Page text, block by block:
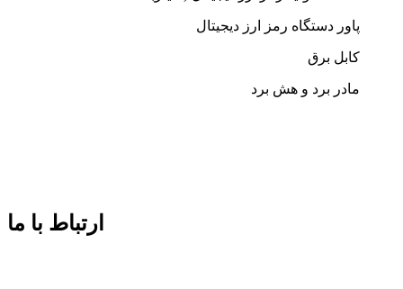
پاور دستگاه رمز ارز دیجیتال
کابل برق
مادر برد و هش برد
ارتباط با ما